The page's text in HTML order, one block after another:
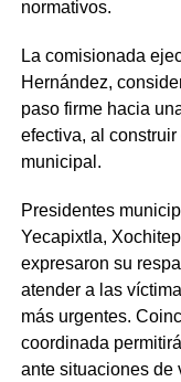
normativos.
La comisionada
Hernández,
paso firme hacia
efectiva, al
municipal.
Presidentes
Yecapixtla,
expresaron su
atender a las
más urgentes.
coordinada
ante situaciones de